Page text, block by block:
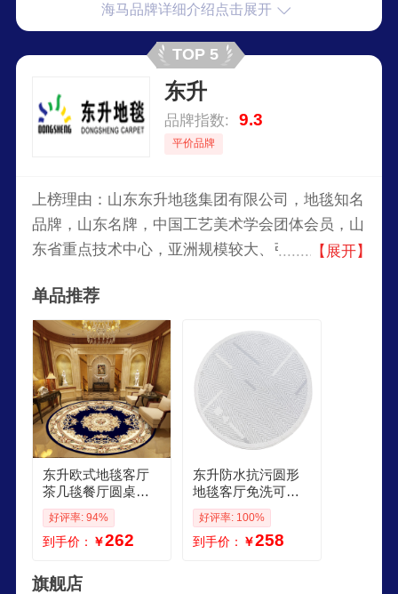
海马品牌详细介绍点击展开
TOP 5
东升
品牌指数: 9.3
平价品牌
上榜理由：山东东升地毯集团有限公司，地毯知名
品牌，山东名牌，中国工艺美术学会团体会员，山
东省重点技术中心，亚洲规模较大、引进设备最先
最强的地毯研究与设计开发中心之一。
【展开】
单品推荐
东升欧式地毯客厅
茶几毯餐厅圆桌地
毯卧室书房电脑椅
毯圆形家用加厚 18
B 直径120cm
好评率: 94%
到手价： ￥262
东升防水抗污圆形
地毯客厅免洗可擦
奶油风衣帽间沙发
茶几卧室床边毯 YT
02 1米直径圆形
好评率: 100%
到手价： ￥258
旗舰店